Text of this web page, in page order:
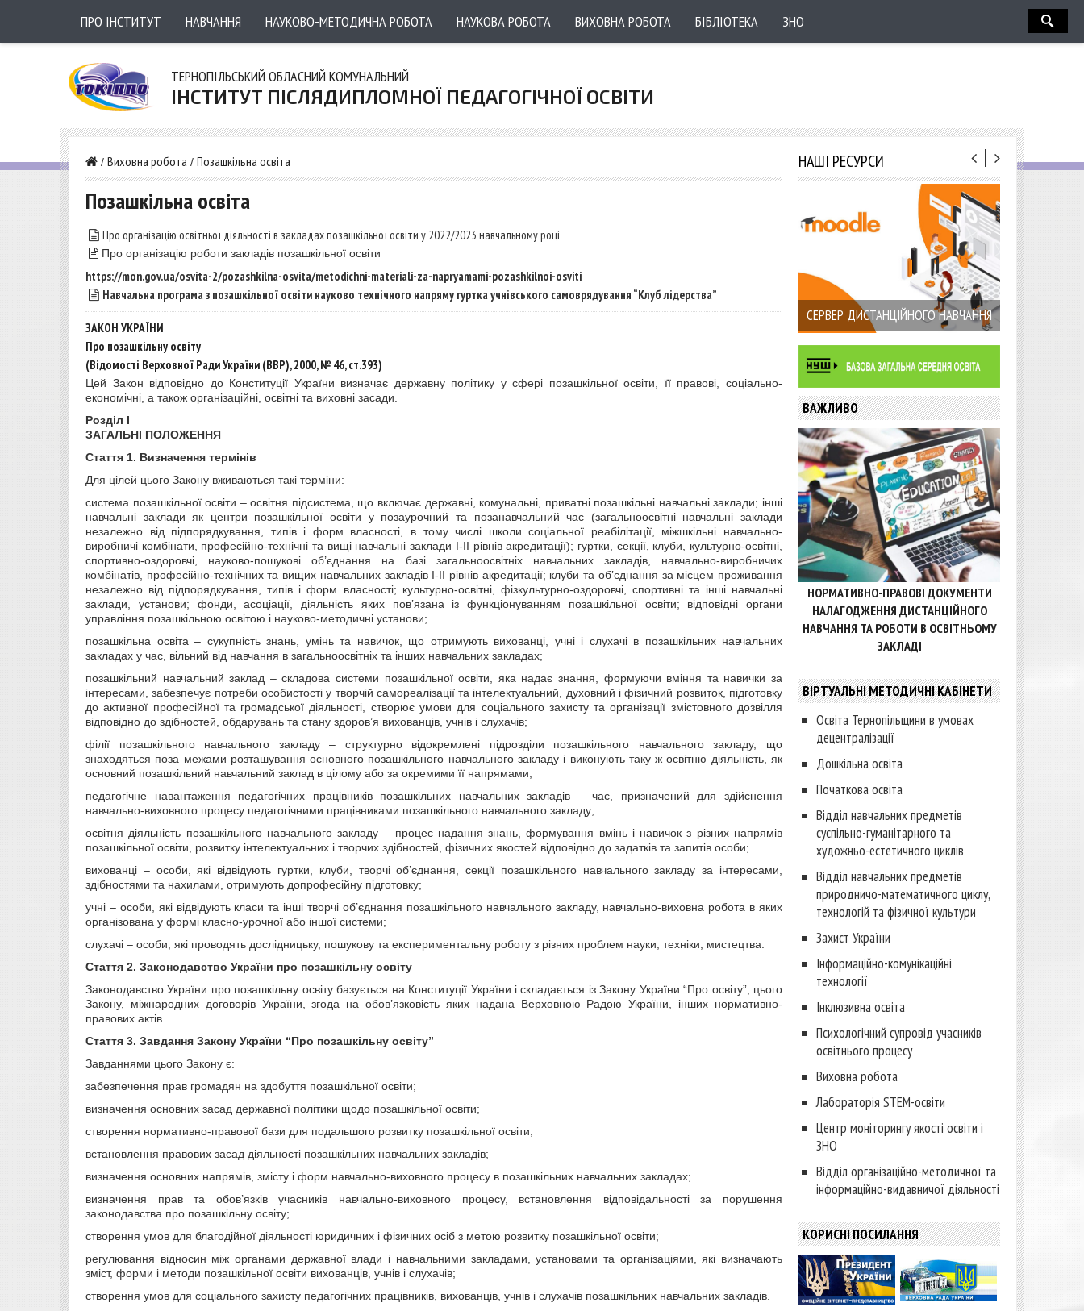
ПРО ІНСТИТУТ НАВЧАННЯ НАУКОВО-МЕТОДИЧНА РОБОТА НАУКОВА РОБОТА ВИХОВНА РОБОТА БІБЛІОТЕКА ЗНО
ТЕРНОПІЛЬСЬКИЙ ОБЛАСНИЙ КОМУНАЛЬНИЙ
ІНСТИТУТ ПІСЛЯДИПЛОМНОЇ ПЕДАГОГІЧНОЇ ОСВІТИ
/ Виховна робота / Позашкільна освіта
Позашкільна освіта
Про організацію освітньої діяльності в закладах позашкільної освіти у 2022/2023 навчальному році
Про організацію роботи закладів позашкільної освіти
https://mon.gov.ua/osvita-2/pozashkilna-osvita/metodichni-materiali-za-napryamami-pozashkilnoi-osviti
Навчальна програма з позашкільної освіти науково технічного напряму гуртка учнівського самоврядування “Клуб лідерства”
ЗАКОН УКРАЇНИ
Про позашкільну освіту
(Відомості Верховної Ради України (ВВР), 2000, № 46, ст.393)
Цей Закон відповідно до Конституції України визначає державну політику у сфері позашкільної освіти, її правові, соціально-
економічні, а також організаційні, освітні та виховні засади.
Розділ I
ЗАГАЛЬНІ ПОЛОЖЕННЯ
Стаття 1. Визначення термінів
Для цілей цього Закону вживаються такі терміни:
система позашкільної освіти – освітня підсистема, що включає державні, комунальні, приватні позашкільні навчальні заклади; інші
навчальні заклади як центри позашкільної освіти у позаурочний та позанавчальний час (загальноосвітні навчальні заклади
незалежно від підпорядкування, типів і форм власності, в тому числі школи соціальної реабілітації, міжшкільні навчально-
виробничі комбінати, професійно-технічні та вищі навчальні заклади I-II рівнів акредитації); гуртки, секції, клуби, культурно-освітні,
спортивно-оздоровчі, науково-пошукові об’єднання на базі загальноосвітніх навчальних закладів, навчально-виробничих
комбінатів, професійно-технічних та вищих навчальних закладів I-II рівнів акредитації; клуби та об’єднання за місцем проживання
незалежно від підпорядкування, типів і форм власності; культурно-освітні, фізкультурно-оздоровчі, спортивні та інші навчальні
заклади, установи; фонди, асоціації, діяльність яких пов’язана із функціонуванням позашкільної освіти; відповідні органи
управління позашкільною освітою і науково-методичні установи;
позашкільна освіта – сукупність знань, умінь та навичок, що отримують вихованці, учні і слухачі в позашкільних навчальних
закладах у час, вільний від навчання в загальноосвітніх та інших навчальних закладах;
позашкільний навчальний заклад – складова системи позашкільної освіти, яка надає знання, формуючи вміння та навички за
інтересами, забезпечує потреби особистості у творчій самореалізації та інтелектуальний, духовний і фізичний розвиток, підготовку
до активної професійної та громадської діяльності, створює умови для соціального захисту та організації змістовного дозвілля
відповідно до здібностей, обдарувань та стану здоров’я вихованців, учнів і слухачів;
філії позашкільного навчального закладу – структурно відокремлені підрозділи позашкільного навчального закладу, що
знаходяться поза межами розташування основного позашкільного навчального закладу і виконують таку ж освітню діяльність, як
основний позашкільний навчальний заклад в цілому або за окремими її напрямами;
педагогічне навантаження педагогічних працівників позашкільних навчальних закладів – час, призначений для здійснення
навчально-виховного процесу педагогічними працівниками позашкільного навчального закладу;
освітня діяльність позашкільного навчального закладу – процес надання знань, формування вмінь і навичок з різних напрямів
позашкільної освіти, розвитку інтелектуальних і творчих здібностей, фізичних якостей відповідно до задатків та запитів особи;
вихованці – особи, які відвідують гуртки, клуби, творчі об’єднання, секції позашкільного навчального закладу за інтересами,
здібностями та нахилами, отримують допрофесійну підготовку;
учні – особи, які відвідують класи та інші творчі об’єднання позашкільного навчального закладу, навчально-виховна робота в яких
організована у формі класно-урочної або іншої системи;
слухачі – особи, які проводять дослідницьку, пошукову та експериментальну роботу з різних проблем науки, техніки, мистецтва.
Стаття 2. Законодавство України про позашкільну освіту
Законодавство України про позашкільну освіту базується на Конституції України і складається ізЗакону України “Про освіту”, цього
Закону, міжнародних договорів України, згода на обов’язковість яких надана Верховною Радою України, інших нормативно-
правових актів.
Стаття 3. Завдання Закону України “Про позашкільну освіту”
Завданнями цього Закону є:
забезпечення прав громадян на здобуття позашкільної освіти;
визначення основних засад державної політики щодо позашкільної освіти;
створення нормативно-правової бази для подальшого розвитку позашкільної освіти;
встановлення правових засад діяльності позашкільних навчальних закладів;
визначення основних напрямів, змісту і форм навчально-виховного процесу в позашкільних навчальних закладах;
визначення прав та обов’язків учасників навчально-виховного процесу, встановлення відповідальності за порушення
законодавства про позашкільну освіту;
створення умов для благодійної діяльності юридичних і фізичних осіб з метою розвитку позашкільної освіти;
регулювання відносин між органами державної влади і навчальними закладами, установами та організаціями, які визначають
зміст, форми і методи позашкільної освіти вихованців, учнів і слухачів;
створення умов для соціального захисту педагогічних працівників, вихованців, учнів і слухачів позашкільних навчальних закладів.
НАШІ РЕСУРСИ
СЕРВЕР ДИСТАНЦІЙНОГО НАВЧАННЯ
ВАЖЛИВО
НОРМАТИВНО-ПРАВОВІ ДОКУМЕНТИ
НАЛАГОДЖЕННЯ ДИСТАНЦІЙНОГО
НАВЧАННЯ ТА РОБОТИ В ОСВІТНЬОМУ
ЗАКЛАДІ
ВІРТУАЛЬНІ МЕТОДИЧНІ КАБІНЕТИ
Освіта Тернопільщини в умовах
децентралізації
Дошкільна освіта
Початкова освіта
Відділ навчальних предметів
суспільно-гуманітарного та
художньо-естетичного циклів
Відділ навчальних предметів
природничо-математичного циклу,
технологій та фізичної культури
Захист України
Інформаційно-комунікаційні
технології
Інклюзивна освіта
Психологічний супровід учасників
освітнього процесу
Виховна робота
Лабораторія STEM-освіти
Центр моніторингу якості освіти і
ЗНО
Відділ організаційно-методичної та
інформаційно-видавничої діяльності
КОРИСНІ ПОСИЛАННЯ